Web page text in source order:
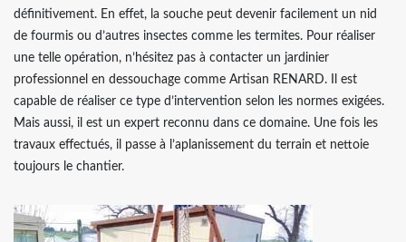
définitivement. En effet, la souche peut devenir facilement un nid
de fourmis ou d’autres insectes comme les termites. Pour réaliser
une telle opération, n’hésitez pas à contacter un jardinier
professionnel en dessouchage comme Artisan RENARD. Il est
capable de réaliser ce type d’intervention selon les normes exigées.
Mais aussi, il est un expert reconnu dans ce domaine. Une fois les
travaux effectués, il passe à l’aplanissement du terrain et nettoie
toujours le chantier.